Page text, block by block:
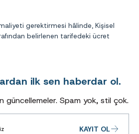
gerektirmesi hâlinde, Kişisel
belirlenen tarifedeki ücret
ilk sen haberdar ol.
güncellemeler. Spam yok, stil çok.
KAYIT OL